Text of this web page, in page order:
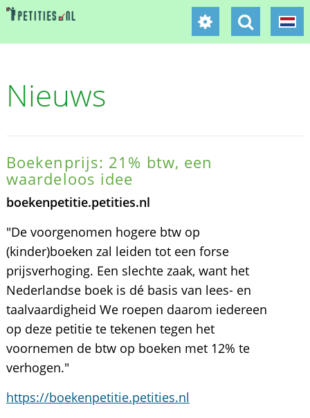
Nieuws
Boekenprijs: 21% btw, een
waardeloos idee
boekenpetitie.petities.nl
"De voorgenomen hogere btw op
(kinder)boeken zal leiden tot een forse
prijsverhoging. Een slechte zaak, want het
Nederlandse boek is dé basis van lees- en
taalvaardigheid We roepen daarom iedereen
op deze petitie te tekenen tegen het
voornemen de btw op boeken met 12% te
verhogen."
https://boekenpetitie.petities.nl